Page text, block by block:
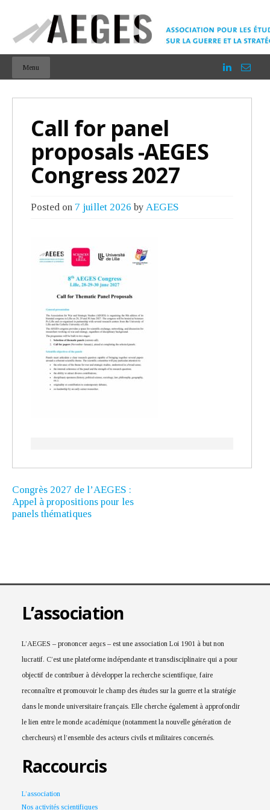
Menu
Call for panel
proposals -AEGES
Congress 2027
Posted on 7 juillet 2026 by AEGES
Congrès 2027 de l’AEGES :
Appel à propositions pour les
panels thématiques
L’association
L’AEGES – prononcer aeɡɛs – est une association Loi 1901 à but non
lucratif. C’est une plateforme indépendante et transdisciplinaire qui a pour
objectif de contribuer à développer la recherche scientifique, faire
reconnaître et promouvoir le champ des études sur la guerre et la stratégie
dans le monde universitaire français. Elle cherche également à approfondir
le lien entre le monde académique (notamment la nouvelle génération de
chercheurs) et l’ensemble des acteurs civils et militaires concernés.
Raccourcis
L’association
Nos activités scientifiques